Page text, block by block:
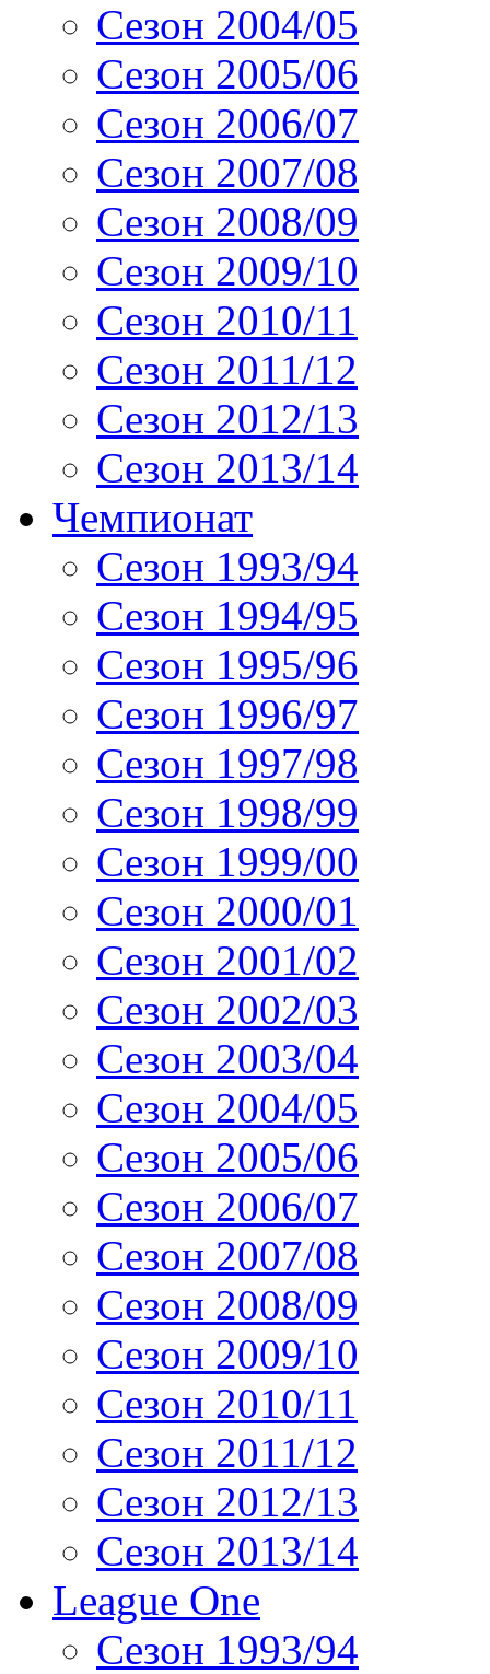
Сезон 2004/05
Сезон 2005/06
Сезон 2006/07
Сезон 2007/08
Сезон 2008/09
Сезон 2009/10
Сезон 2010/11
Сезон 2011/12
Сезон 2012/13
Сезон 2013/14
Чемпионат
Сезон 1993/94
Сезон 1994/95
Сезон 1995/96
Сезон 1996/97
Сезон 1997/98
Сезон 1998/99
Сезон 1999/00
Сезон 2000/01
Сезон 2001/02
Сезон 2002/03
Сезон 2003/04
Сезон 2004/05
Сезон 2005/06
Сезон 2006/07
Сезон 2007/08
Сезон 2008/09
Сезон 2009/10
Сезон 2010/11
Сезон 2011/12
Сезон 2012/13
Сезон 2013/14
League One
Сезон 1993/94